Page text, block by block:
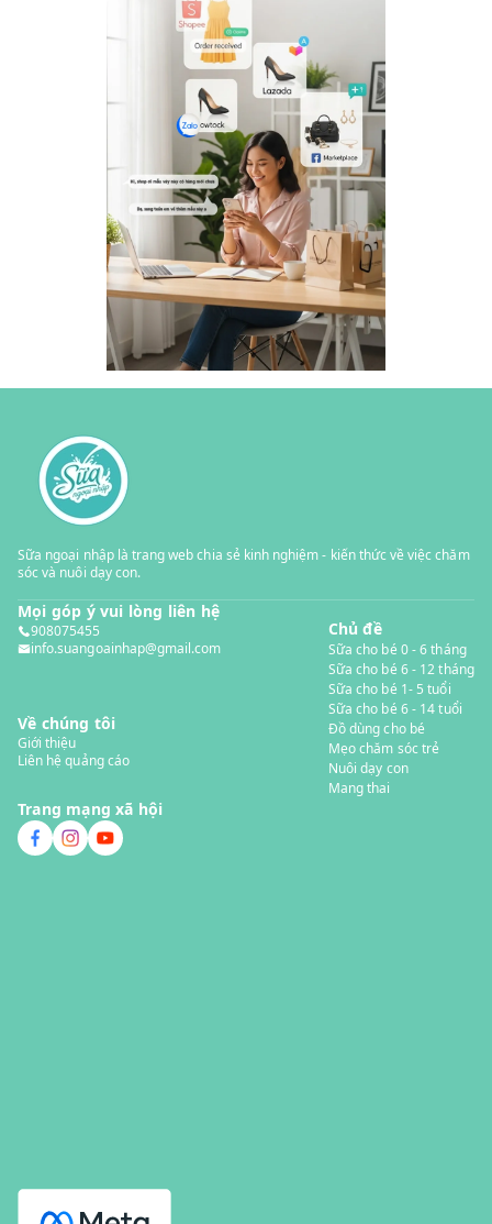
Sữa ngoại nhập là trang web chia sẻ kinh nghiệm - kiến thức về việc chăm
sóc và nuôi dạy con.
Mọi góp ý vui lòng liên hệ
908075455
info.suangoainhap@gmail.com
Về chúng tôi
Giới thiệu
Liên hệ quảng cáo
Trang mạng xã hội
Chủ đề
Sữa cho bé 0 - 6 tháng
Sữa cho bé 6 - 12 tháng
Sữa cho bé 1- 5 tuổi
Sữa cho bé 6 - 14 tuổi
Đồ dùng cho bé
Mẹo chăm sóc trẻ
Nuôi dạy con
Mang thai